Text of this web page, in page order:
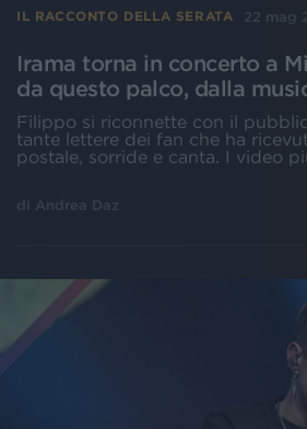
IL RACCONTO DELLA SERATA 22 mag
Irama torna in concerto a
da questo palco, dalla
Filippo si riconnette con il
tante lettere dei fan che ha
postale, sorride e canta. I video
di Andrea Daz